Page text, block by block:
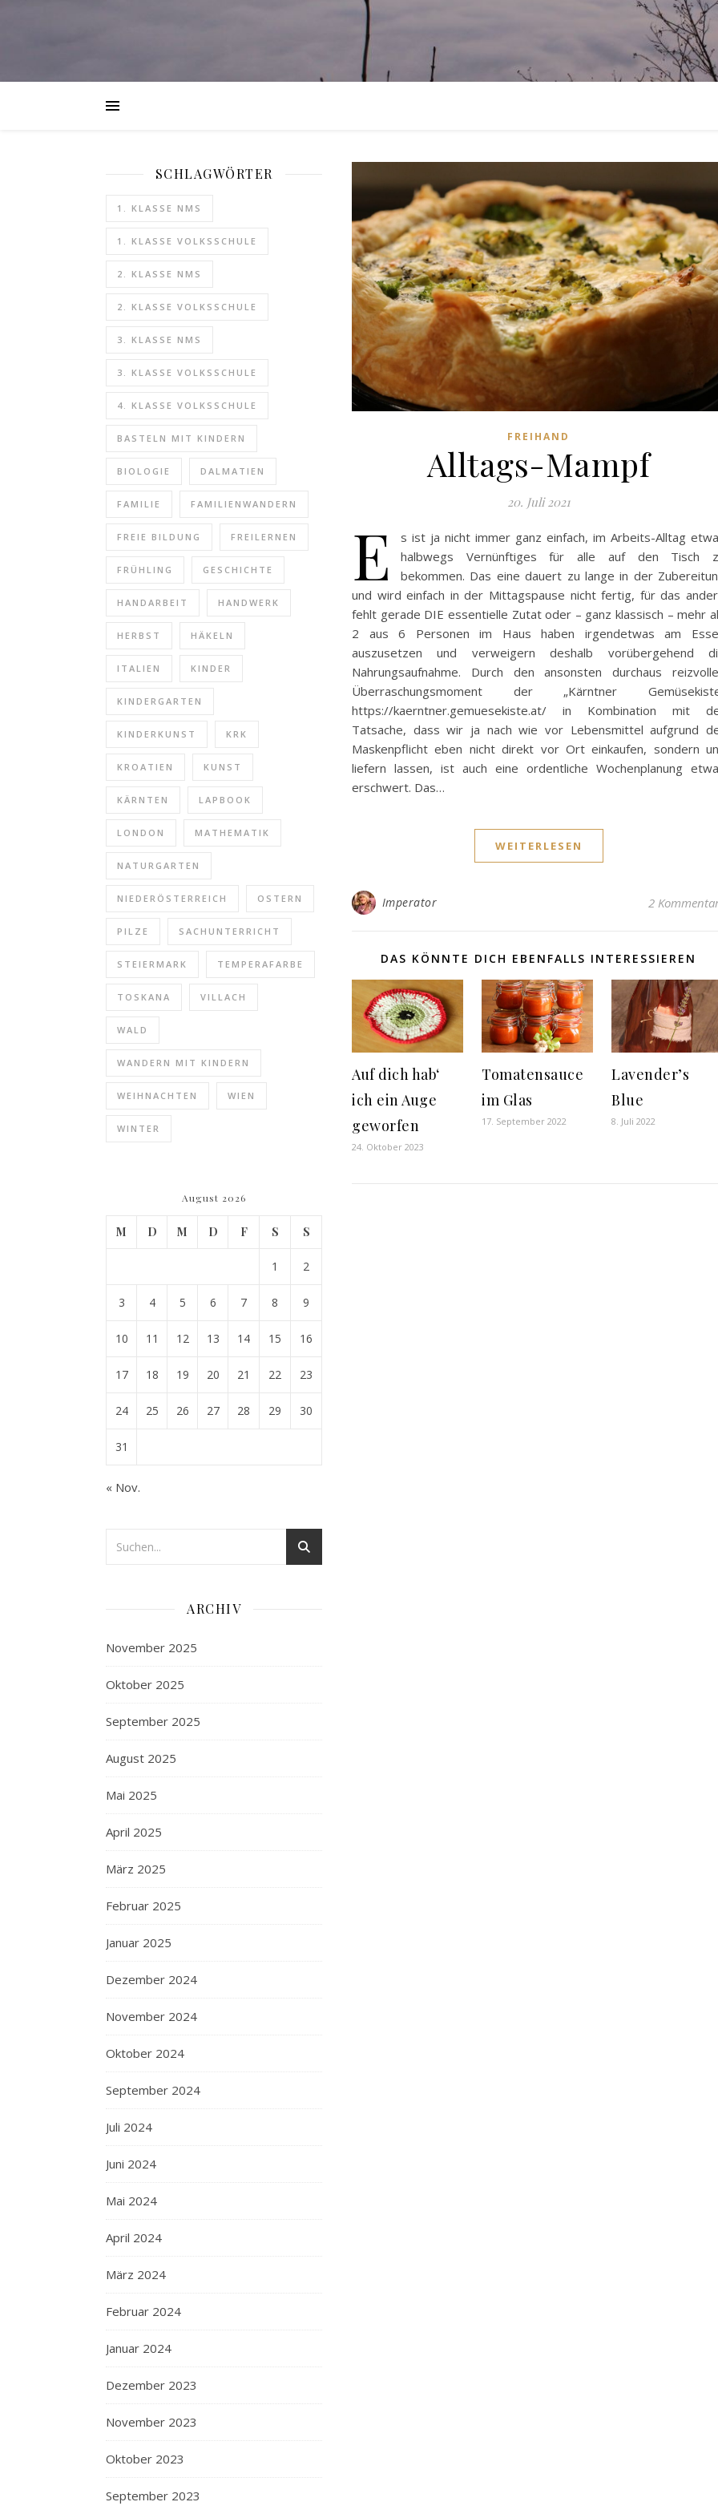
SCHLAGWÖRTER
1. KLASSE NMS
1. KLASSE VOLKSSCHULE
2. KLASSE NMS
2. KLASSE VOLKSSCHULE
3. KLASSE NMS
3. KLASSE VOLKSSCHULE
4. KLASSE VOLKSSCHULE
BASTELN MIT KINDERN
BIOLOGIE DALMATIEN
FAMILIE FAMILIENWANDERN
FREIE BILDUNG FREILERNEN
FRÜHLING GESCHICHTE
HANDARBEIT HANDWERK
HERBST HÄKELN
ITALIEN KINDER
KINDERGARTEN
KINDERKUNST KRK
KROATIEN KUNST
KÄRNTEN LAPBOOK
LONDON MATHEMATIK
NATURGARTEN
NIEDERÖSTERREICH OSTERN
PILZE SACHUNTERRICHT
STEIERMARK TEMPERAFARBE
TOSKANA VILLACH
WALD
WANDERN MIT KINDERN
WEIHNACHTEN WIEN
WINTER
August 2026
M D M D F S S
1 2
3 4 5 6 7 8 9
10 11 12 13 14 15 16
17 18 19 20 21 22 23
24 25 26 27 28 29 30
31
« Nov.
ARCHIV
November 2025
Oktober 2025
September 2025
August 2025
Mai 2025
April 2025
März 2025
Februar 2025
Januar 2025
Dezember 2024
November 2024
Oktober 2024
September 2024
Juli 2024
Juni 2024
Mai 2024
April 2024
März 2024
Februar 2024
Januar 2024
Dezember 2023
November 2023
Oktober 2023
September 2023
FREIHAND
Alltags-Mampf
20. Juli 2021
E
s ist ja nicht immer ganz einfach, im Arbeits-Alltag
halbwegs Vernünftiges für alle auf den Tisch
bekommen. Das eine dauert zu lange in der
und wird einfach in der Mittagspause nicht fertig, für das
fehlt gerade DIE essentielle Zutat oder – ganz klassisch – mehr
2 aus 6 Personen im Haus haben irgendetwas am
auszusetzen und verweigern deshalb vorübergehend
Nahrungsaufnahme. Durch den ansonsten durchaus
Überraschungsmoment der „Kärntner
https://kaerntner.gemuesekiste.at/ in Kombination mit
Tatsache, dass wir ja nach wie vor Lebensmittel aufgrund
Maskenpflicht eben nicht direkt vor Ort einkaufen, sondern
liefern lassen, ist auch eine ordentliche Wochenplanung
erschwert. Das…
WEITERLESEN
Imperator 2
DAS KÖNNTE DICH EBENFALLS INTERESSIEREN
Auf dich hab‘
ich ein Auge
geworfen
24. Oktober 2023
Tomatensauce
im Glas
17. September 2022
Lavender’s
Blue
8. Juli 2022